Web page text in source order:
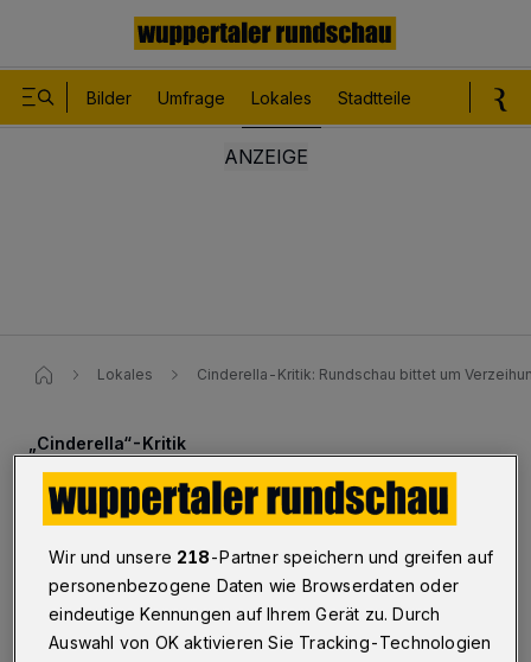
Bilder Umfrage Lokales Stadtteile
Lokales Cinderella-Kritik: Rundschau bittet um
„Cinderella“-Kritik
Rundschau bittet um
Verzeihung
Wuppertal·Wegen zweier Passagen in der Kritik zum
Musical „Cinderella“, die am 16. Dezember 2023 in der
Wuppertaler Rundschau erschienen ist und die
Wir und unsere 218-Partner speichern und greifen auf
personenbezogene Daten wie Browserdaten oder
eindeutige Kennungen auf Ihrem Gerät zu. Durch
Auswahl von OK aktivieren Sie Tracking-Technologien